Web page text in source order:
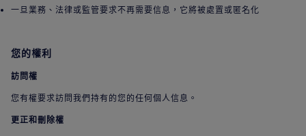
一旦業務、法律或監管要求不再需要信息，它將被處置或匿名化
您的權利
訪問權
您有權要求訪問我們持有的您的任何個人信息。
更正和刪除權